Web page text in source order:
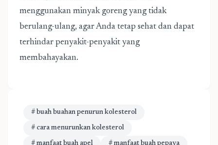
menggunakan minyak goreng yang tidak
berulang-ulang, agar Anda tetap sehat dan dapat
terhindar penyakit-penyakit yang
membahayakan.
# buah buahan penurun kolesterol
# cara menurunkan kolesterol
# manfaat buah apel # manfaat buah pepaya